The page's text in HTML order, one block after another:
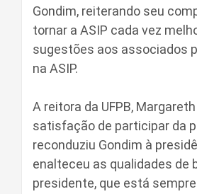
Gondim, reiterando seu
tornar a ASIP cada vez
sugestões aos associados
na ASIP.
A reitora da UFPB,
satisfação de participar da
reconduziu Gondim à
enalteceu as qualidades de
presidente, que está